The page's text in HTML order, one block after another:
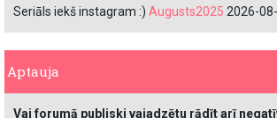
Seriāls iekš instagram :) Augusts2025 2026-
Aptauja
Vai forumā publiski vajadzētu rādīt arī